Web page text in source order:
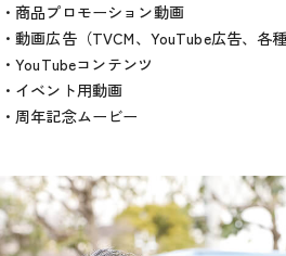
商品プロモーション動画
動画広告（TVCM、YouTube広告、各
YouTubeコンテンツ
イベント用動画
周年記念ムービー